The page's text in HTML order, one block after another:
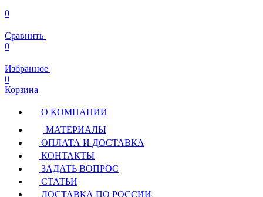
0
Сравнить
0
Избранное
0
Корзина
О КОМПАНИИ
МАТЕРИАЛЫ
ОПЛАТА И ДОСТАВКА
КОНТАКТЫ
ЗАДАТЬ ВОПРОС
СТАТЬИ
ДОСТАВКА ПО РОССИИ